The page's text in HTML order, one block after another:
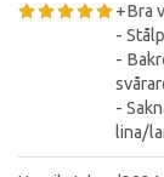
+Bra
-
-
-
lina/